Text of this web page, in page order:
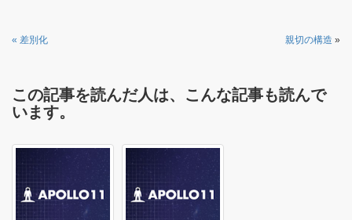
« 差別化 親切の構造 »
この記事を読んだ人は、こんな記事も読んで
います。